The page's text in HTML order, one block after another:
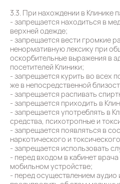
3.3. При нахождении в Клинике
- запрещается находиться в
верхней одежде;
- запрещается вести громкие
ненормативную лексику при
оскорбительные выражения в
посетителей Клиники;
- запрещается курить во всех
же в непосредственной
- запрещается распивать
- запрещается приходить в
- запрещается употреблять в
средства, психотропные и
- запрещается появляться в
наркотического и
- запрещается использовать
- перед входом в кабинет
мобильном устройстве;
- перед осуществлением аудио